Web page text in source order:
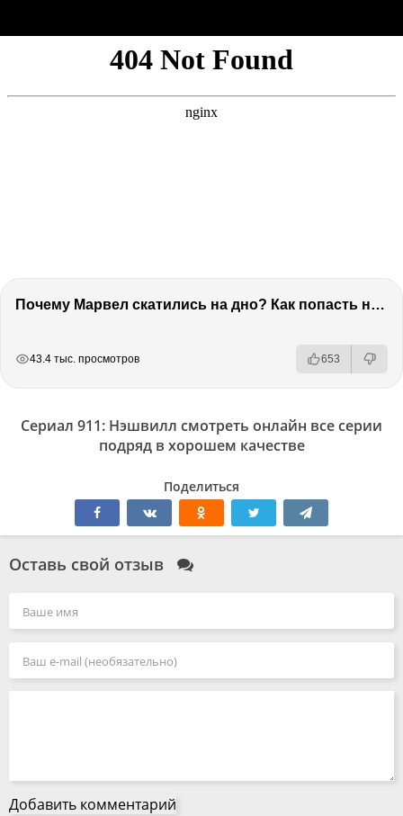
Почему Марвел скатились на дно? Как попасть на канал 2х2. Коля из КиноАфиши
43.4 тыс. просмотров 653
Сериал 911: Нэшвилл смотреть онлайн все серии
подряд в хорошем качестве
Поделиться
Оставь свой отзыв
Добавить комментарий